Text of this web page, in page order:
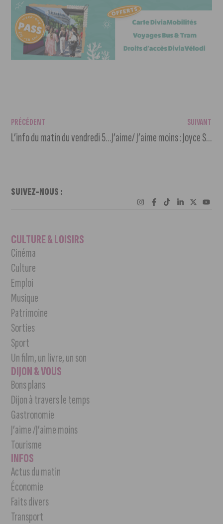
PRÉCÉDENT
L’info du matin du vendredi 5 mai 2023
SUIVANT
J’aime/ J’aime moins : Joyce Sarfati
SUIVEZ-NOUS :
CULTURE & LOISIRS
Cinéma
Culture
Emploi
Musique
Patrimoine
Sorties
Sport
Un film, un livre, un son
DIJON & VOUS
Bons plans
Dijon à travers le temps
Gastronomie
J’aime /J’aime moins
Tourisme
INFOS
Actus du matin
Économie
Faits divers
Transport